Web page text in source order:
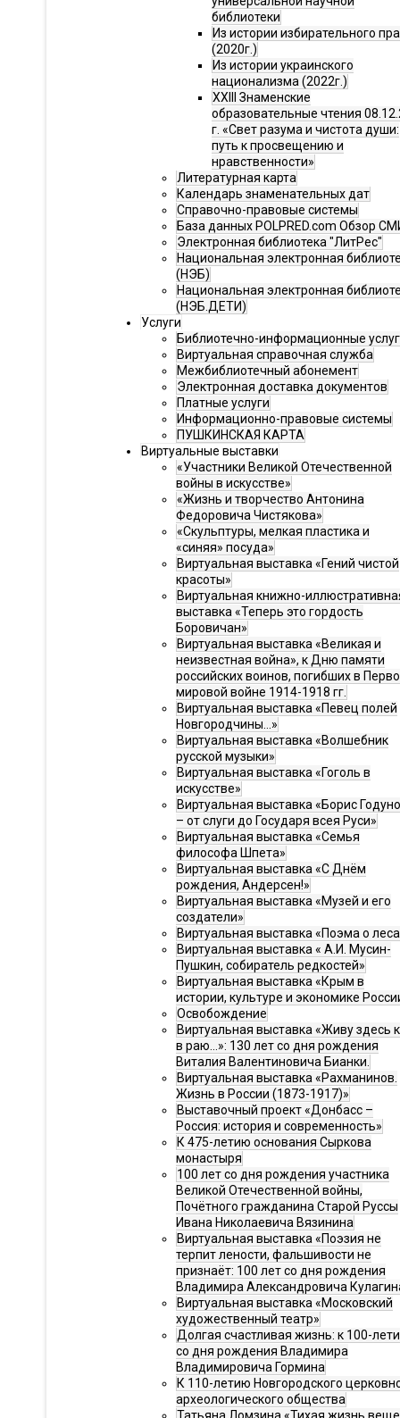
библиотеки
Из истории избирательного
(2020г.)
Из истории украинского
национализма (2022г.)
XXIII Знаменские
образовательные чтения
г. «Свет разума и чистота души:
путь к просвещению и
нравственности»
Литературная карта
Календарь знаменательных дат
Справочно-правовые системы
База данных POLPRED.com Обзор
Электронная библиотека "ЛитРес"
Национальная электронная
(НЭБ)
Национальная электронная
(НЭБ.ДЕТИ)
Услуги
Библиотечно-информационные
Виртуальная справочная служба
Межбиблиотечный абонемент
Электронная доставка документов
Платные услуги
Информационно-правовые системы
ПУШКИНСКАЯ КАРТА
Виртуальные выставки
«Участники Великой Отечественной
войны в искусстве»
«Жизнь и творчество Антонина
Федоровича Чистякова»
«Скульптуры, мелкая пластика и
«синяя» посуда»
Виртуальная выставка «Гений чистой
красоты»
Виртуальная книжно-
выставка «Теперь это гордость
Боровичан»
Виртуальная выставка «Великая и
неизвестная война», к Дню памяти
российских воинов, погибших в
мировой войне 1914-1918 гг.
Виртуальная выставка «Певец полей
Новгородчины…»
Виртуальная выставка «Волшебник
русской музыки»
Виртуальная выставка «Гоголь в
искусстве»
Виртуальная выставка «Борис
– от слуги до Государя всея Руси»
Виртуальная выставка «Семья
философа Шпета»
Виртуальная выставка «С Днём
рождения, Андерсен!»
Виртуальная выставка «Музей и его
создатели»
Виртуальная выставка «Поэма о
Виртуальная выставка « А.И. Мусин-
Пушкин, собиратель редкостей»
Виртуальная выставка «Крым в
истории, культуре и экономике
Освобождение
Виртуальная выставка «Живу здесь
в раю…»: 130 лет со дня рождения
Виталия Валентиновича Бианки.
Виртуальная выставка «Рахманинов.
Жизнь в России (1873-1917)»
Выставочный проект «Донбасс –
Россия: история и современность»
К 475-летию основания Сыркова
монастыря
100 лет со дня рождения участника
Великой Отечественной войны,
Почётного гражданина Старой Руссы
Ивана Николаевича Вязинина
Виртуальная выставка «Поэзия не
терпит лености, фальшивости не
признаёт: 100 лет со дня рождения
Владимира Александровича
Виртуальная выставка «Московский
художественный театр»
Долгая счастливая жизнь: к 100-
со дня рождения Владимира
Владимировича Гормина
К 110-летию Новгородского
археологического общества